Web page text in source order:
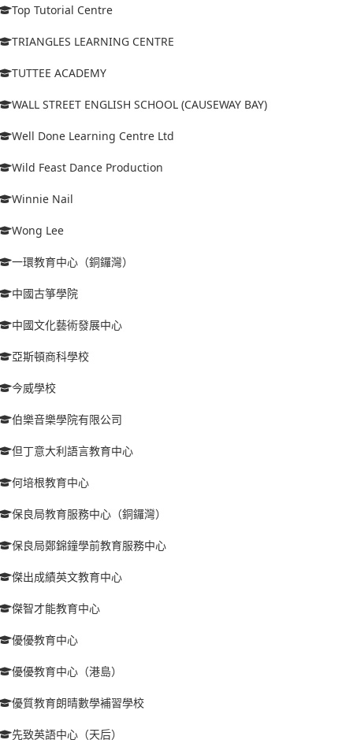
Top Tutorial Centre
TRIANGLES LEARNING CENTRE
TUTTEE ACADEMY
WALL STREET ENGLISH SCHOOL (CAUSEWAY BAY)
Well Done Learning Centre Ltd
Wild Feast Dance Production
Winnie Nail
Wong Lee
一環教育中心（銅鑼灣）
中國古箏學院
中國文化藝術發展中心
亞斯頓商科學校
今威學校
伯樂音樂學院有限公司
但丁意大利語言教育中心
何培根教育中心
保良局教育服務中心（銅鑼灣）
保良局鄭錦鐘學前教育服務中心
傑出成績英文教育中心
傑智才能教育中心
優優教育中心
優優教育中心（港島）
優質教育朗晴數學補習學校
先致英語中心（天后）